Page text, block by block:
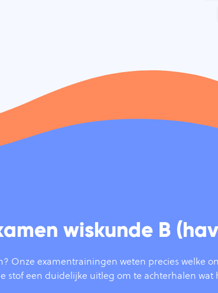
wiskunde B
Onze examentrainingen weten precies welke
stof een duidelijke uitleg om te achterhalen wat